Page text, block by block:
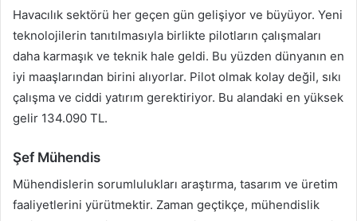
Havacılık sektörü her geçen gün gelişiyor ve büyüyor. Yeni
teknolojilerin tanıtılmasıyla birlikte pilotların çalışmaları
daha karmaşık ve teknik hale geldi. Bu yüzden dünyanın en
iyi maaşlarından birini alıyorlar. Pilot olmak kolay değil, sıkı
çalışma ve ciddi yatırım gerektiriyor. Bu alandaki en yüksek
gelir 134.090 TL.
Şef Mühendis
Mühendislerin sorumlulukları araştırma, tasarım ve üretim
faaliyetlerini yürütmektir. Zaman geçtikçe, mühendislik